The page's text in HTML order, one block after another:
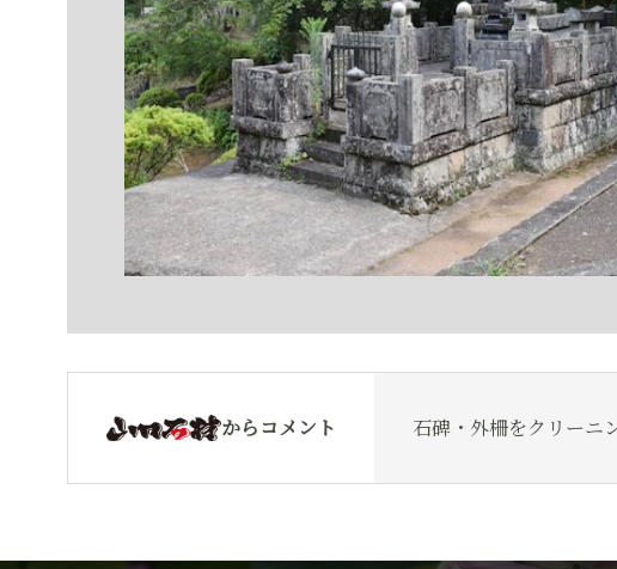
からコメント 石碑・外柵をクリーニ